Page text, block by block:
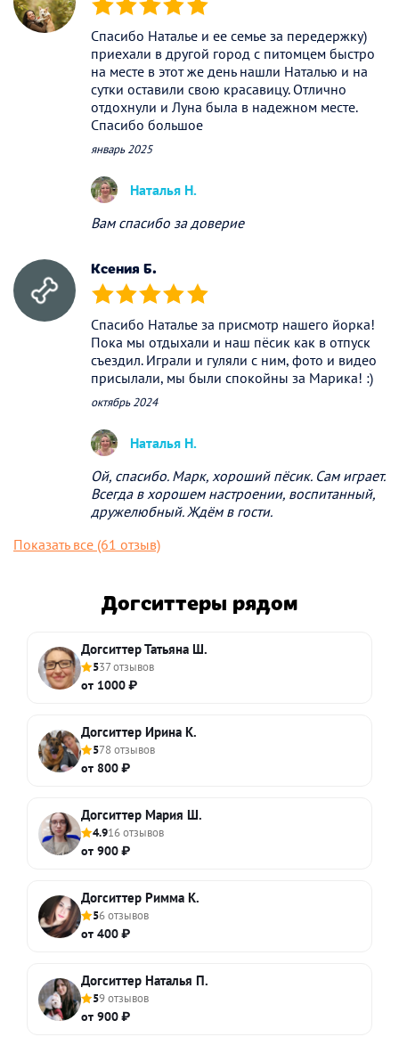
(*) (*) (*) (*) (*)
Спасибо Наталье и ее семье за передержку)
приехали в другой город с питомцем быстро
на месте в этот же день нашли Наталью и на
сутки оставили свою красавицу. Отлично
отдохнули и Луна была в надежном месте.
Спасибо большое
январь 2025
Наталья Н.
Вам спасибо за доверие
Ксения Б.
(*) (*) (*) (*) (*)
Спасибо Наталье за присмотр нашего йорка!
Пока мы отдыхали и наш пёсик как в отпуск
съездил. Играли и гуляли с ним, фото и видео
присылали, мы были спокойны за Марика! :)
октябрь 2024
Наталья Н.
Ой, спасибо. Марк, хороший пёсик. Сам играет.
Всегда в хорошем настроении, воспитанный,
дружелюбный. Ждём в гости.
Показать все (61 отзыв)
Догситтеры рядом
Догситтер Татьяна Ш.
537 отзывов
от 1000 ₽
Догситтер Ирина К.
578 отзывов
от 800 ₽
Догситтер Мария Ш.
4.916 отзывов
от 900 ₽
Догситтер Римма К.
56 отзывов
от 400 ₽
Догситтер Наталья П.
59 отзывов
от 900 ₽